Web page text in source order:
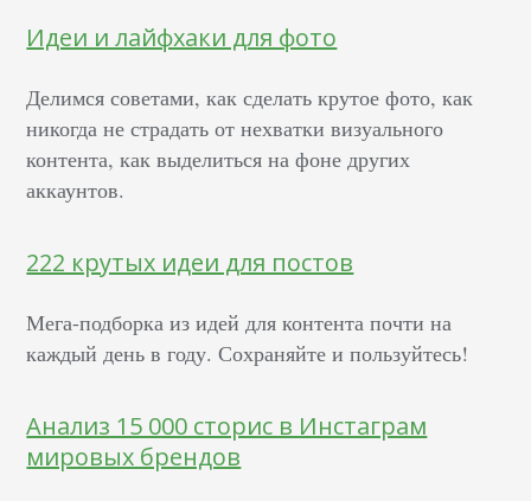
Идеи и лайфхаки для фото
Делимся советами, как сделать крутое фото, как
никогда не страдать от нехватки визуального
контента, как выделиться на фоне других
аккаунтов.
222 крутых идеи для постов
Мега-подборка из идей для контента почти на
каждый день в году. Сохраняйте и пользуйтесь!
Анализ 15 000 сторис в Инстаграм
мировых брендов